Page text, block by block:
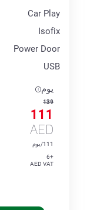
Car Play
Isofix
Power Door
USB
يوم
139
111
AED
111/يوم
+6
AED VAT